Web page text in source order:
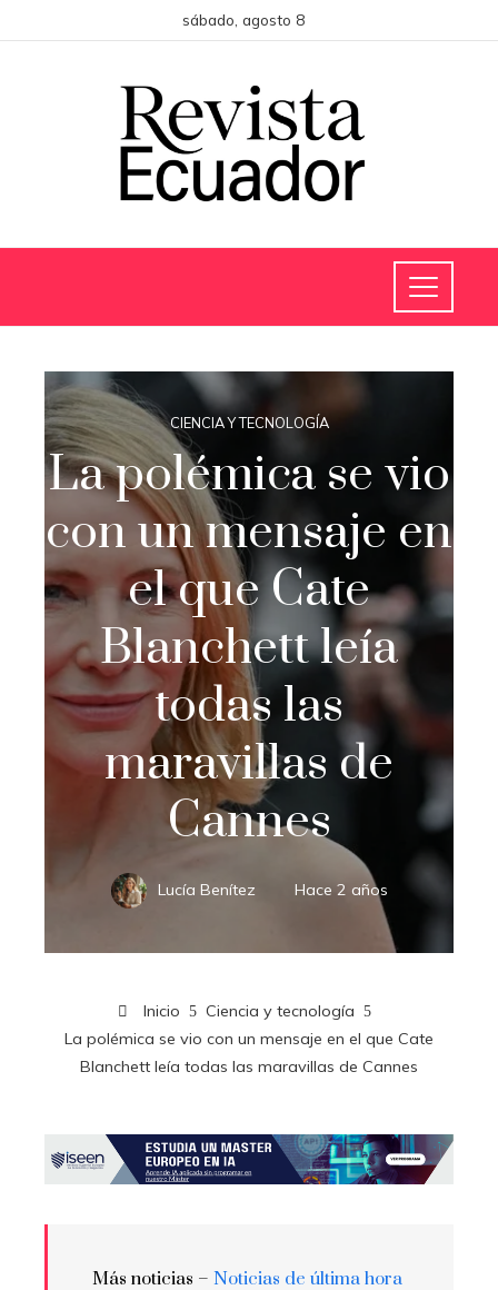
sábado, agosto 8
CIENCIA Y TECNOLOGÍA
La polémica se vio
con un mensaje en
el que Cate
Blanchett leía
todas las
maravillas de
Cannes
Lucía Benítez Hace 2 años
Inicio
Ciencia y tecnología
La polémica se vio con un mensaje en el que Cate
Blanchett leía todas las maravillas de Cannes
Más noticias – Noticias de última hora